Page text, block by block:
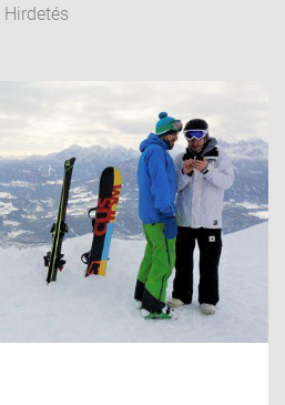
Hirdetés